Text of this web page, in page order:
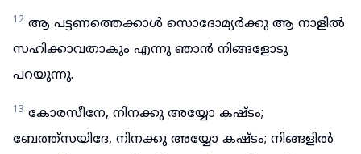
12 ആ പട്ടണത്തെക്കാൾ സൊദോമ്യർക്കു ആ നാളിൽ
സഹിക്കാവതാകും എന്നു ഞാൻ നിങ്ങളോടു
പറയുന്നു.
13 കോരസീനേ, നിനക്കു അയ്യോ കഷ്ടം;
ബേത്ത്സയിദേ, നിനക്കു അയ്യോ കഷ്ടം; നിങ്ങളിൽ